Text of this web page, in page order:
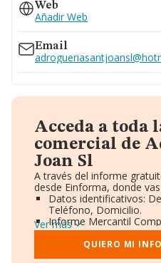
Ver teléfono 619...
Web
Añadir Web
Email
Acceda a
comercial de
Joan Sl
A través del informe
desde Einforma, donde
Datos identificativos:
Teléfono, Domicilio.
Informe Mercantil
Gráficos de Evolución
Consejo de
Directivos y Ejecutivos.
Ver más
QUIERO MI